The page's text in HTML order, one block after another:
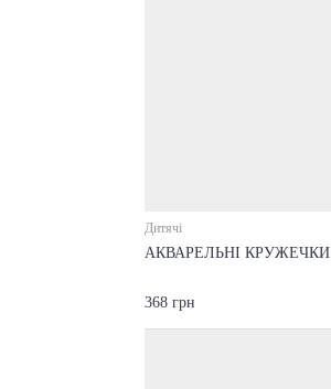
Дитячі
АКВАРЕЛЬНІ КРУЖЕЧКИ
368 грн